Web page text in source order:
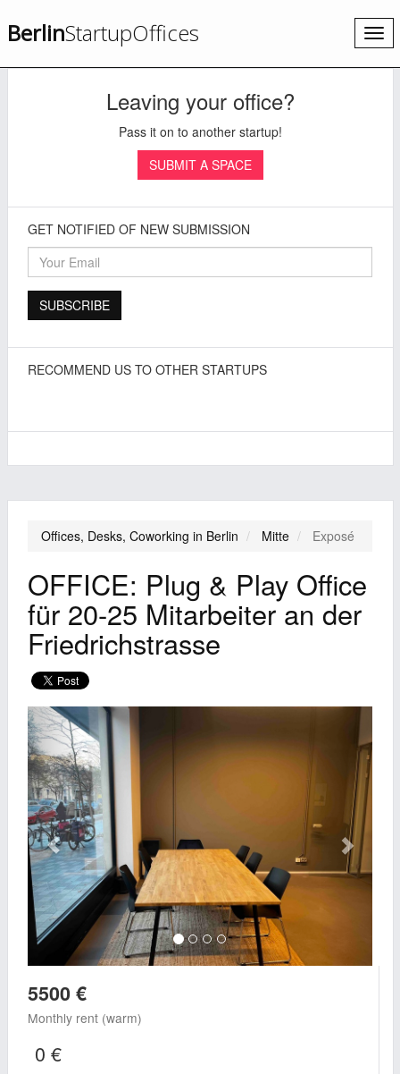
BerlinStartupOffices
Leaving your office?
Pass it on to another startup!
SUBMIT A SPACE
GET NOTIFIED OF NEW SUBMISSION
RECOMMEND US TO OTHER STARTUPS
Offices, Desks, Coworking in Berlin Mitte Exposé
OFFICE: Plug & Play Office
für 20-25 Mitarbeiter an der
Friedrichstrasse
Previous Next
5500 €
Monthly rent (warm)
0 €